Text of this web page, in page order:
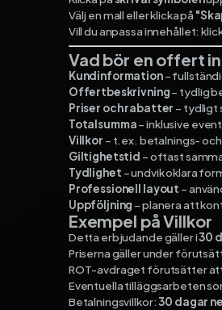
Välj en mall eller klicka på
Vill du anpassa innehållet:
Vad bör en offert
Kundinformation–
Offertbeskrivning– tydlig
Priser och rabatter – tydligt
Totalsumma– inklusive
Villkor – t.ex. betalnings-
Giltighetstid – oftast
Tydlighet – undvik oklara
Professionell layout –
Uppföljning – planera att
Exempel på Villkor
Detta erbjudande gäller i30
Priserna gäller under
ROT-avdraget förutsätter
Eventuella tilläggsarbeten
Betalningsvillkor:30 dagar